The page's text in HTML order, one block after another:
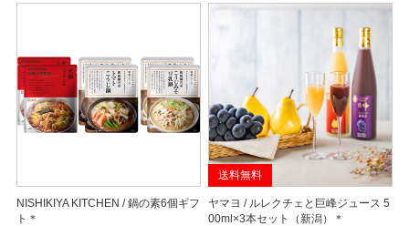
NISHIKIYA KITCHEN / 鍋の素6個ギフ
ト＊
送料無料
ヤマヨ / ルレクチェと巨峰ジュース 5
00ml×3本セット（新潟）＊